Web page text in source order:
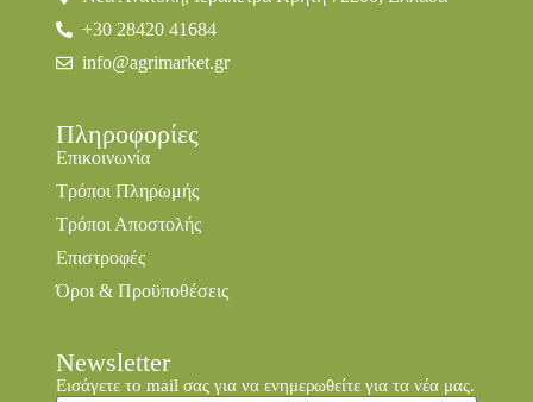
+30 28420 41684
info@agrimarket.gr
Πληροφορίες
Επικοινωνία
Τρόποι Πληρωμής
Τρόποι Αποστολής
Επιστροφές
Όροι & Προϋποθέσεις
Newsletter
Εισάγετε το mail σας για να ενημερωθείτε για τα νέα μας.